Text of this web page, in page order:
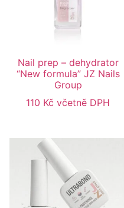
Nail prep – dehydrator
“New formula” JZ Nails
Group
110 Kč včetně DPH